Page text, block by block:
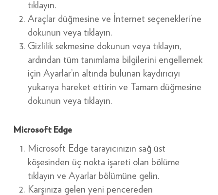
tıklayın.
Araçlar düğmesine ve İnternet seçenekleri’ne
dokunun veya tıklayın.
Gizlilik sekmesine dokunun veya tıklayın,
ardından tüm tanımlama bilgilerini engellemek
için Ayarlar’ın altında bulunan kaydırıcıyı
yukarıya hareket ettirin ve Tamam düğmesine
dokunun veya tıklayın.
Microsoft Edge
Microsoft Edge tarayıcınızın sağ üst
köşesinden üç nokta işareti olan bölüme
tıklayın ve Ayarlar bölümüne gelin.
Karşınıza gelen yeni pencereden